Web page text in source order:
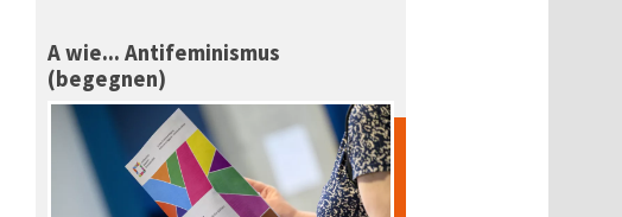
A wie... Antifeminismus
(begegnen)